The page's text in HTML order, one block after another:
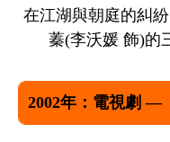
在江湖與朝庭的糾
蓁(李沃媛 飾)的
2002年：電視劇 —